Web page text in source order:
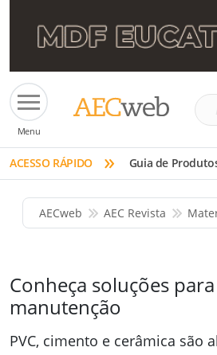
Menu
tinta,
etc
ACESSO RÁPIDO » Guia de
AECweb AEC Revista
Conheça soluções
manutenção
PVC, cimento e cerâmica são